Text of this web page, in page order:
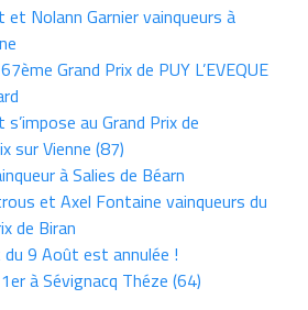
et Nolann Garnier vainqueurs à
Grand Prix de PUY L’EVEQUE
au Grand Prix de
sur Vienne (87)
à Salies de Béarn
et Axel Fontaine vainqueurs du
de Biran
9 Août est annulée !
à Sévignacq Théze (64)